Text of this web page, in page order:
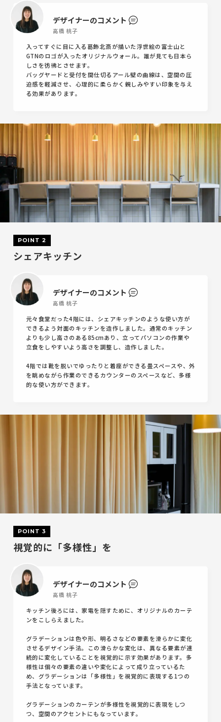
デザイナーのコメント
高橋 桃子
入ってすぐに目に入る葛飾北斎が描いた浮世絵の富士山と
GTNのロゴが入ったオリジナルウォール。誰が見ても日本ら
しさを彷彿とさせます。
バッグヤードと受付を間仕切るアール壁の曲線は、空間の圧
迫感を軽減させ、心理的に柔らかく親しみやすい印象を与え
る効果があります。
POINT 2
シェアキッチン
デザイナーのコメント
高橋 桃子
元々食堂だった4階には、シェアキッチンのような使い方が
できるよう対面のキッチンを造作しました。通常のキッチン
よりも少し高さのある85cmあり、立ってパソコンの作業や
立食をしやすいよう高さを調整し、造作しました。
4階では靴を脱いでゆったりと着座ができる畳スペースや、外
を眺めながら作業のできるカウンターのスペースなど、多様
的な使い方ができます。
POINT 3
視覚的に「多様性」を
デザイナーのコメント
高橋 桃子
キッチン後ろには、家電を隠すために、オリジナルのカーテ
ンをこしらえました。
グラデーションは色や形、明るさなどの要素を滑らかに変化
させるデザイン手法。この滑らかな変化は、異なる要素が連
続的に変化していることを視覚的に示す効果があります。多
様性は個々の要素の違いや変化によって成り立っているた
め、グラデーションは「多様性」を視覚的に表現する1つの
手法となっています。
グラデーションのカーテンが多様性を視覚的に表現をしつ
つ、空間のアクセントにもなっています。